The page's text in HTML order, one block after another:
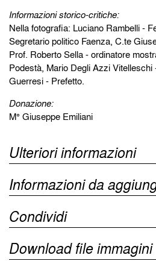
Informazioni storico-critiche:
Nella fotografia: Luciano Rambelli -
Segretario politico Faenza, C.te
Prof. Roberto Sella - ordinatore
Podestà, Mario Degli Azzi
Guerresi - Prefetto.
Donazione:
M° Giuseppe Emiliani
Ulteriori informazioni
Informazioni da
Condividi
Download file immagini